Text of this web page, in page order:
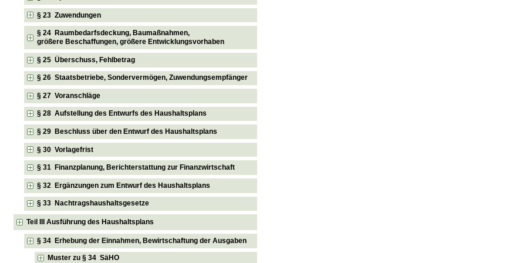
§ 23 Zuwendungen
§ 24 Raumbedarfsdeckung, Baumaßnahmen,
größere Beschaffungen, größere Entwicklungsvorhaben
§ 25 Überschuss, Fehlbetrag
§ 26 Staatsbetriebe, Sondervermögen, Zuwendungsempfänger
§ 27 Voranschläge
§ 28 Aufstellung des Entwurfs des Haushaltsplans
§ 29 Beschluss über den Entwurf des Haushaltsplans
§ 30 Vorlagefrist
§ 31 Finanzplanung, Berichterstattung zur Finanzwirtschaft
§ 32 Ergänzungen zum Entwurf des Haushaltsplans
§ 33 Nachtragshaushaltsgesetze
Teil III Ausführung des Haushaltsplans
§ 34 Erhebung der Einnahmen, Bewirtschaftung der Ausgaben
Muster zu § 34 SäHO